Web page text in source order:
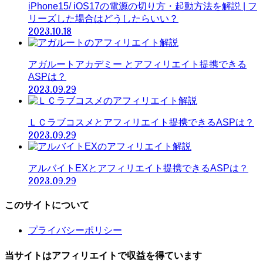
iPhone15/ iOS17の電源の切り方・起動方法を解説 | フ
リーズした場合はどうしたらいい？
2023.10.18
アガルートアカデミー とアフィリエイト提携できる
ASPは？
2023.09.29
ＬＣラブコスメとアフィリエイト提携できるASPは？
2023.09.29
アルバイトEXとアフィリエイト提携できるASPは？
2023.09.29
このサイトについて
プライバシーポリシー
当サイトはアフィリエイトで収益を得ています